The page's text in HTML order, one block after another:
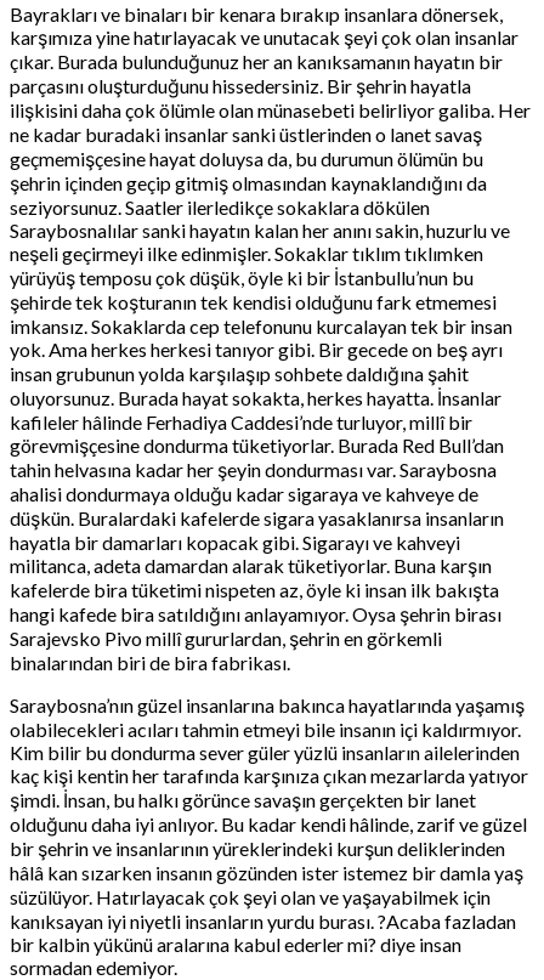
Bayrakları ve binaları bir kenara bırakıp insanlara dönersek,
karşımıza yine hatırlayacak ve unutacak şeyi çok olan insanlar
çıkar. Burada bulunduğunuz her an kanıksamanın hayatın bir
parçasını oluşturduğunu hissedersiniz. Bir şehrin hayatla
ilişkisini daha çok ölümle olan münasebeti belirliyor galiba. Her
ne kadar buradaki insanlar sanki üstlerinden o lanet savaş
geçmemişçesine hayat doluysa da, bu durumun ölümün bu
şehrin içinden geçip gitmiş olmasından kaynaklandığını da
seziyorsunuz. Saatler ilerledikçe sokaklara dökülen
Saraybosnalılar sanki hayatın kalan her anını sakin, huzurlu ve
neşeli geçirmeyi ilke edinmişler. Sokaklar tıklım tıklımken
yürüyüş temposu çok düşük, öyle ki bir İstanbullu’nun bu
şehirde tek koşturanın tek kendisi olduğunu fark etmemesi
imkansız. Sokaklarda cep telefonunu kurcalayan tek bir insan
yok. Ama herkes herkesi tanıyor gibi. Bir gecede on beş ayrı
insan grubunun yolda karşılaşıp sohbete daldığına şahit
oluyorsunuz. Burada hayat sokakta, herkes hayatta. İnsanlar
kafileler hâlinde Ferhadiya Caddesi’nde turluyor, millî bir
görevmişçesine dondurma tüketiyorlar. Burada Red Bull’dan
tahin helvasına kadar her şeyin dondurması var. Saraybosna
ahalisi dondurmaya olduğu kadar sigaraya ve kahveye de
düşkün. Buralardaki kafelerde sigara yasaklanırsa insanların
hayatla bir damarları kopacak gibi. Sigarayı ve kahveyi
militanca, adeta damardan alarak tüketiyorlar. Buna karşın
kafelerde bira tüketimi nispeten az, öyle ki insan ilk bakışta
hangi kafede bira satıldığını anlayamıyor. Oysa şehrin birası
Sarajevsko Pivo millî gururlardan, şehrin en görkemli
binalarından biri de bira fabrikası.
Saraybosna’nın güzel insanlarına bakınca hayatlarında yaşamış
olabilecekleri acıları tahmin etmeyi bile insanın içi kaldırmıyor.
Kim bilir bu dondurma sever güler yüzlü insanların ailelerinden
kaç kişi kentin her tarafında karşınıza çıkan mezarlarda yatıyor
şimdi. İnsan, bu halkı görünce savaşın gerçekten bir lanet
olduğunu daha iyi anlıyor. Bu kadar kendi hâlinde, zarif ve güzel
bir şehrin ve insanlarının yüreklerindeki kurşun deliklerinden
hâlâ kan sızarken insanın gözünden ister istemez bir damla yaş
süzülüyor. Hatırlayacak çok şeyi olan ve yaşayabilmek için
kanıksayan iyi niyetli insanların yurdu burası. ?Acaba fazladan
bir kalbin yükünü aralarına kabul ederler mi? diye insan
sormadan edemiyor.